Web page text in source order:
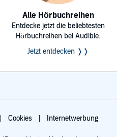
Alle Hörbuchreihen
Entdecke jetzt die beliebtesten
Hörbuchreihen bei Audible.
Jetzt entdecken ❭❭
Cookies Internetwerbung